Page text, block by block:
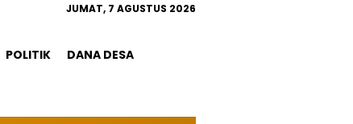
JUMAT, 7 AGUSTUS 2026
POLITIK DANA DESA